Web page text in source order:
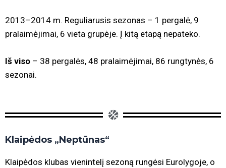
2013–2014 m. Reguliarusis sezonas – 1 pergalė, 9
pralaimėjimai, 6 vieta grupėje. Į kitą etapą nepateko.
Iš viso – 38 pergalės, 48 pralaimėjimai, 86 rungtynės, 6
sezonai.
Klaipėdos „Neptūnas“
Klaipėdos klubas vienintelį sezoną rungėsi Eurolygoje, o